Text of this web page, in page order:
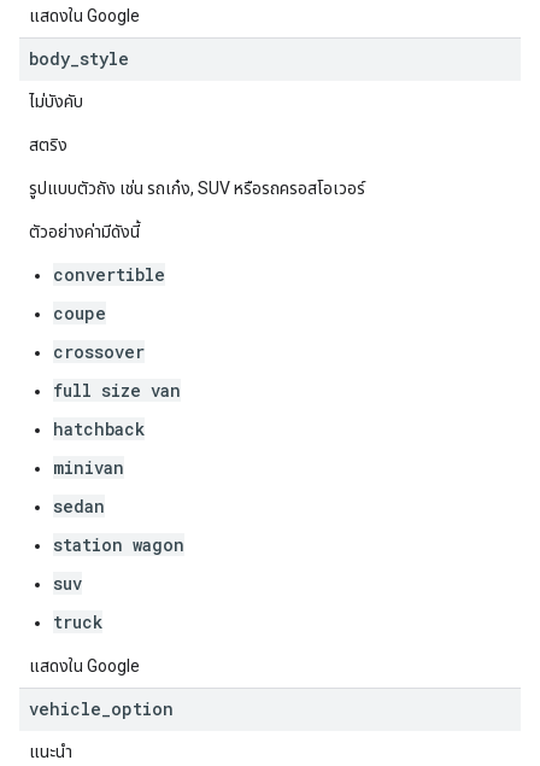
แสดงใน Google
body style
ไม่บังคับ
สตริง
รูปแบบตัวถัง เช่น รถเก๋ง, SUV หรือรถครอสโอเวอร์
ตัวอย่างค่ามีดังนี้
convertible
coupe
crossover
full size van
hatchback
minivan
sedan
station wagon
suv
truck
แสดงใน Google
vehicle option
แนะนำ